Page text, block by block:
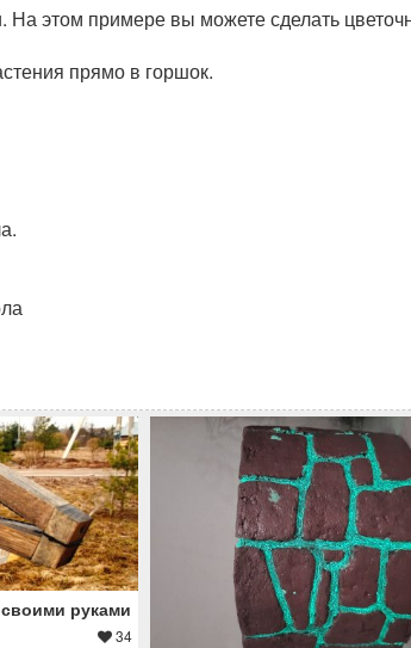
этом примере вы можете сделать
прямо в горшок.
руками
34